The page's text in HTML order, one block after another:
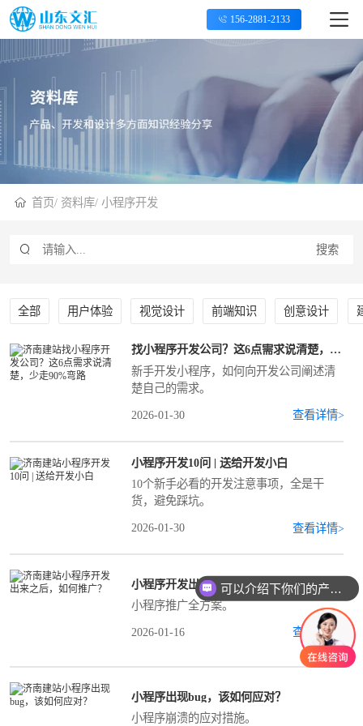
156-2881-2133
首页/ 资料库/小程序开发
搜索
全部 用户体验 视觉设计 前端知识 创意设计
找小程序开发公司？这6点需求说清楚，少走90%弯路
新手开发小程序，如何向开发公司阐述清
楚自己的需求。
2026-01-30 查看详情>
小程序开发10问 | 送给开发小白
10个新手必看的开发注意事项，全是干
货，避免踩坑。
2026-01-30 查看详情>
小程序开发出来之后，如何推广？
小程序推广全方案。
2026-01-16 查看详情>
小程序出现bug，该如何应对？
小程序崩溃的应对措施。